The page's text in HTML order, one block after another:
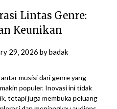
Lintas Genre:
Keunikan
29, 2026 bybadak
musisi dari genre yang
populer. Inovasi ini tidak
tetapi juga membuka peluang